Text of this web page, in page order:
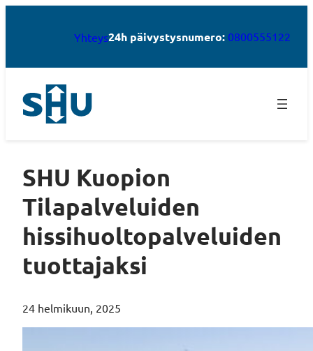
Yhteys24h päivystysnumero: 0800555122
SHU Kuopion
Tilapalveluiden
hissihuoltopalveluiden
tuottajaksi
24 helmikuun, 2025